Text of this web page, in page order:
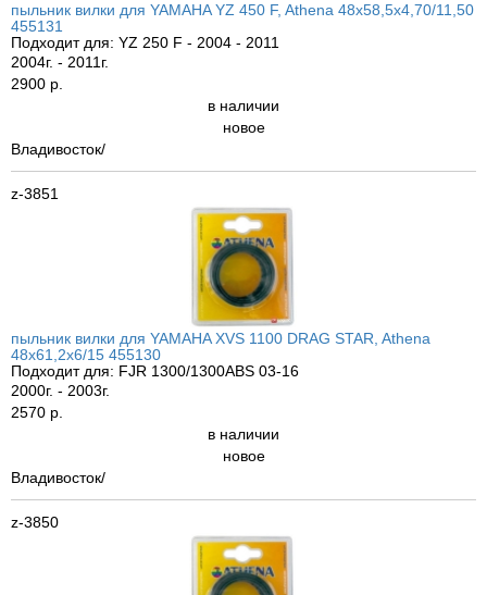
пыльник вилки для YAMAHA YZ 450 F, Athena 48x58,5x4,70/11,50
455131
Подходит для: YZ 250 F - 2004 - 2011
2004г. - 2011г.
2900 р.
в наличии
новое
Владивосток/
z-3851
пыльник вилки для YAMAHA XVS 1100 DRAG STAR, Athena
48x61,2x6/15 455130
Подходит для: FJR 1300/1300ABS 03-16
2000г. - 2003г.
2570 р.
в наличии
новое
Владивосток/
z-3850